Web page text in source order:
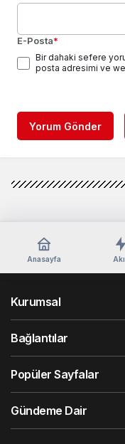
E-Posta*
Bir dahaki sefere
posta adresimi ve
Yorum Gönder
Anasayfa
Kurumsal
Bağlantılar
Popüler Sayfalar
Gündeme Dair